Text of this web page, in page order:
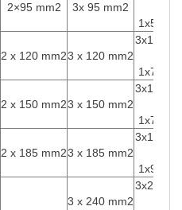
2×95 mm2 3x 95 mm2
2 x 120 mm23 x 120 mm2
2 x 150 mm23 x 150 mm2
2 x 185 mm23 x 185 mm2
3 x 240 mm2